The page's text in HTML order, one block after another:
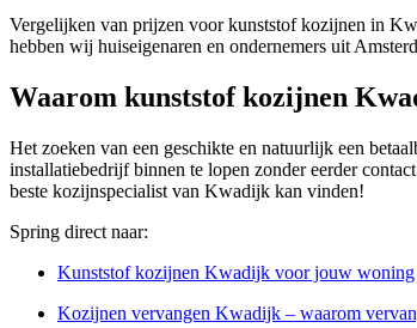
Vergelijken van prijzen voor kunststof kozijnen in
hebben wij huiseigenaren en ondernemers uit
Waarom kunststof kozijnen
Het zoeken van een geschikte en natuurlijk een
installatiebedrijf binnen te lopen zonder eerder
beste kozijnspecialist van Kwadijk kan vinden!
Spring direct naar:
Kunststof kozijnen Kwadijk voor jouw woning
Kozijnen vervangen Kwadijk – waarom